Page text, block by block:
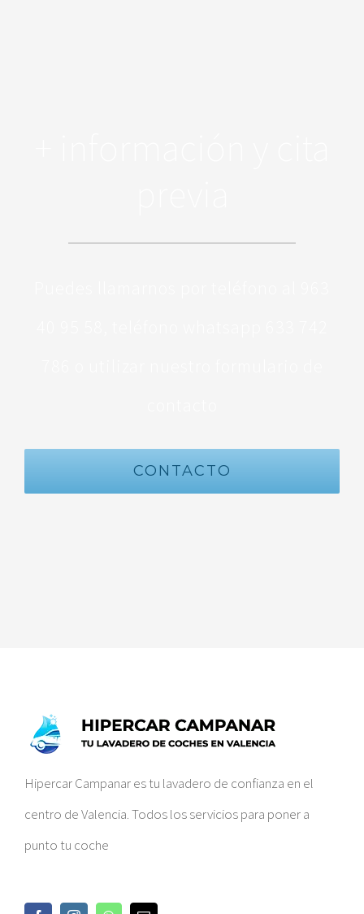
CONTACTO
Hipercar Campanar es tu lavadero de confianza en el
centro de Valencia. Todos los servicios para poner a
punto tu coche